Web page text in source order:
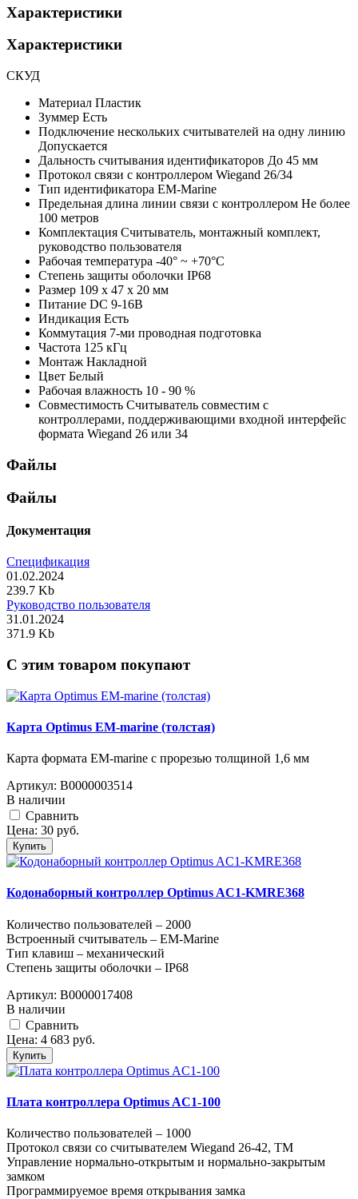
Характеристики
Характеристики
СКУД
Материал Пластик
Зуммер Есть
Подключение нескольких считывателей на одну линию
Допускается
Дальность считывания идентификаторов До 45 мм
Протокол связи с контроллером Wiegand 26/34
Тип идентификатора EM-Marine
Предельная длина линии связи с контроллером Не более
100 метров
Комплектация Считыватель, монтажный комплект,
руководство пользователя
Рабочая температура -40° ~ +70°С
Степень защиты оболочки IP68
Размер 109 х 47 х 20 мм
Питание DC 9-16В
Индикация Есть
Коммутация 7-ми проводная подготовка
Частота 125 кГц
Монтаж Накладной
Цвет Белый
Рабочая влажность 10 - 90 %
Совместимость Считыватель совместим с
контроллерами, поддерживающими входной интерфейс
формата Wiegand 26 или 34
Файлы
Файлы
Документация
Спецификация
01.02.2024
239.7 Kb
Руководство пользователя
31.01.2024
371.9 Kb
C этим товаром покупают
Карта Optimus EM-marine (толстая)
Карта формата EM-marine с прорезью толщиной 1,6 мм
Артикул: В0000003514
В наличии
Cравнить
Цена: 30 руб.
Купить
Кодонаборный контроллер Optimus AC1-KMRE368
Количество пользователей – 2000
Встроенный считыватель – EM-Marine
Тип клавиш – механический
Степень защиты оболочки – IP68
Артикул: В0000017408
В наличии
Cравнить
Цена: 4 683 руб.
Купить
Плата контроллера Optimus AC1-100
Количество пользователей – 1000
Протокол связи со считывателем Wiegand 26-42, TM
Управление нормально-открытым и нормально-закрытым
замком
Программируемое время открывания замка